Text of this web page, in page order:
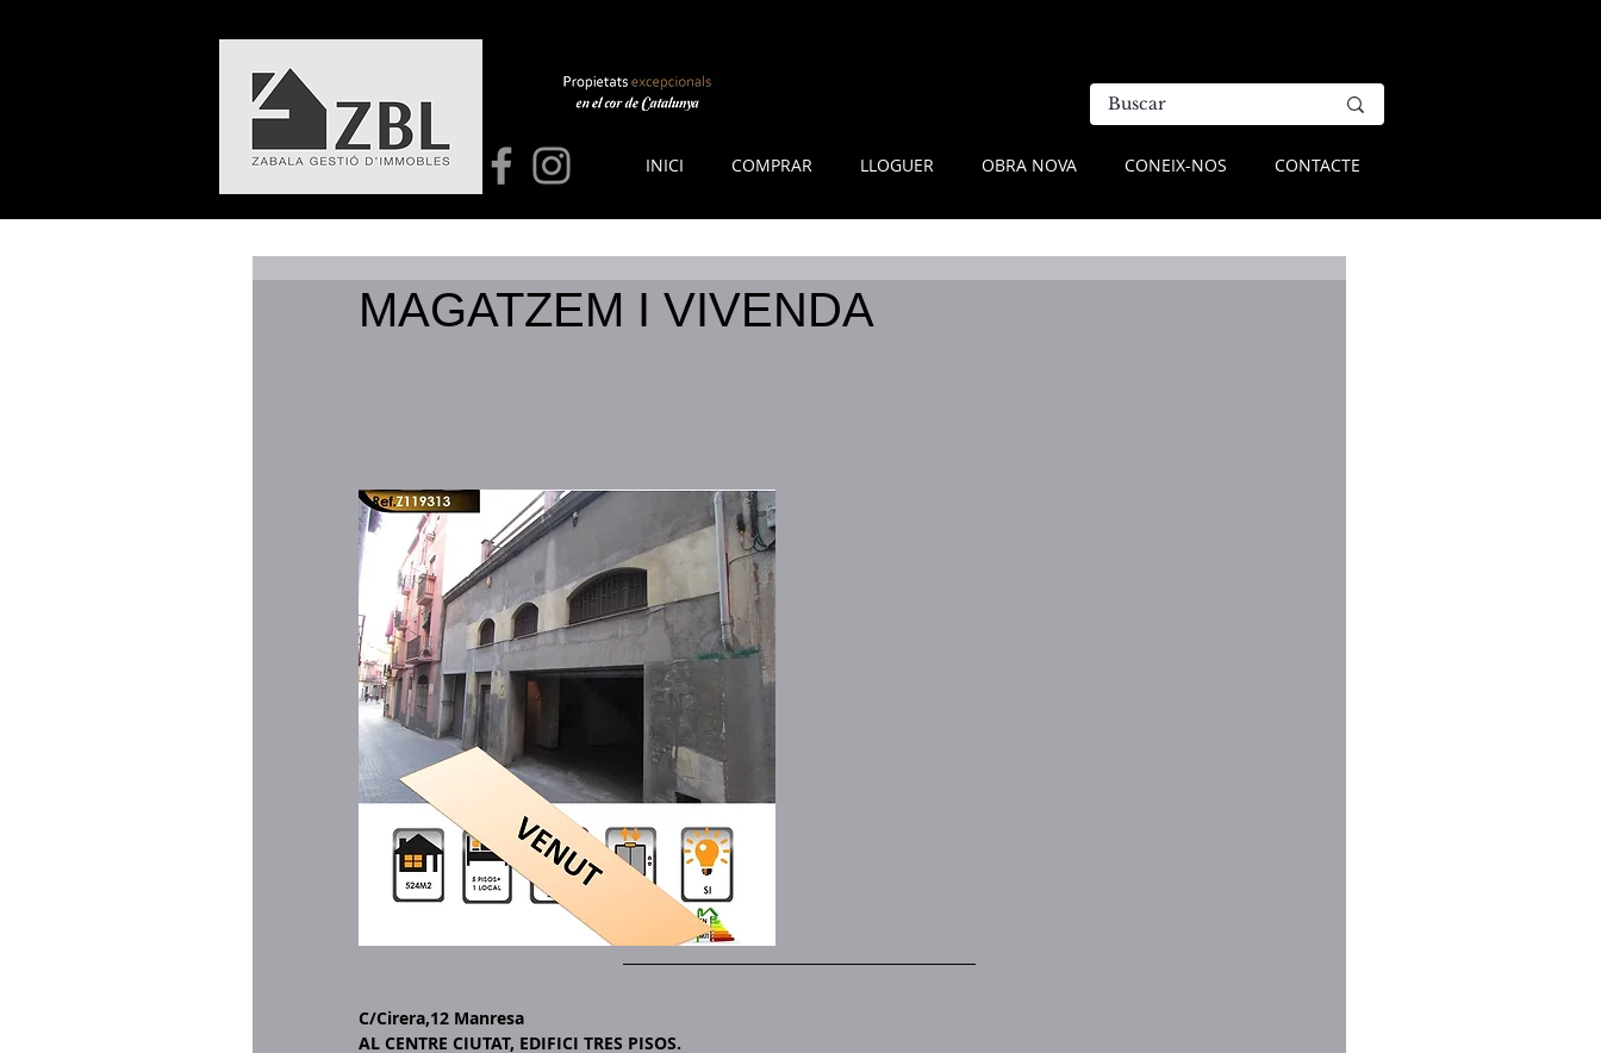
INICI COMPRAR LLOGUER OBRA NOVA CONEIX-NOS CONTACTE
MAGATZEM I VIVENDA
C/Cirera,12 Manresa
AL CENTRE CIUTAT, EDIFICI TRES PISOS.